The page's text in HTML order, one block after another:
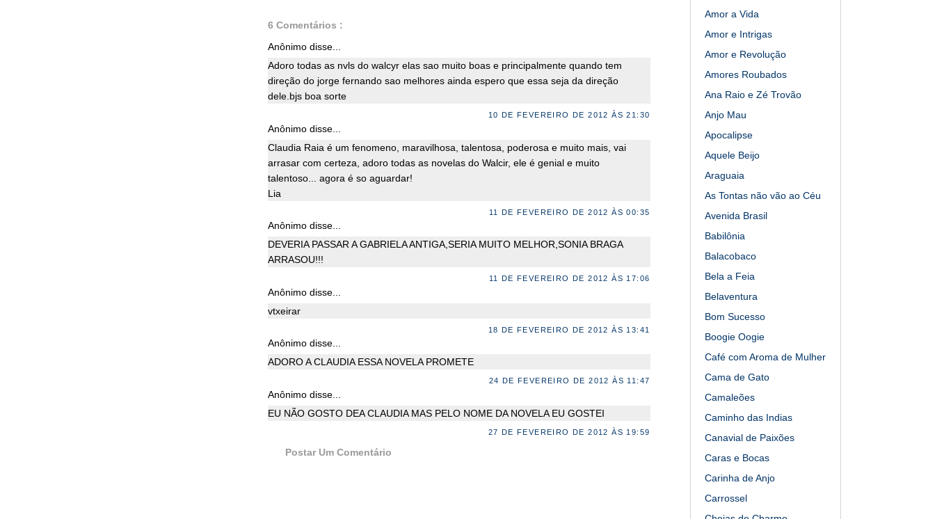
6 Comentários :
Anônimo disse...
Adoro todas as nvls do walcyr elas sao muito boas e principalmente quando tem
direção do jorge fernando sao melhores ainda espero que essa seja da direção
dele.bjs boa sorte
10 DE FEVEREIRO DE 2012 ÀS 21:30
Anônimo disse...
Claudia Raia é um fenomeno, maravilhosa, talentosa, poderosa e muito mais, vai
arrasar com certeza, adoro todas as novelas do Walcir, ele é genial e muito
talentoso... agora é so aguardar!
Lia
11 DE FEVEREIRO DE 2012 ÀS 00:35
Anônimo disse...
DEVERIA PASSAR A GABRIELA ANTIGA,SERIA MUITO MELHOR,SONIA BRAGA
ARRASOU!!!
11 DE FEVEREIRO DE 2012 ÀS 17:06
Anônimo disse...
vtxeirar
18 DE FEVEREIRO DE 2012 ÀS 13:41
Anônimo disse...
ADORO A CLAUDIA ESSA NOVELA PROMETE
24 DE FEVEREIRO DE 2012 ÀS 11:47
Anônimo disse...
EU NÃO GOSTO DEA CLAUDIA MAS PELO NOME DA NOVELA EU GOSTEI
27 DE FEVEREIRO DE 2012 ÀS 19:59
Postar Um Comentário
Amor a Vida
Amor e Intrigas
Amor e Revolução
Amores Roubados
Ana Raio e Zé Trovão
Anjo Mau
Apocalipse
Aquele Beijo
Araguaia
As Tontas não vão ao Céu
Avenida Brasil
Babilônia
Balacobaco
Bela a Feia
Belaventura
Bom Sucesso
Boogie Oogie
Café com Aroma de Mulher
Cama de Gato
Camaleões
Caminho das Indias
Canavial de Paixões
Caras e Bocas
Carinha de Anjo
Carrossel